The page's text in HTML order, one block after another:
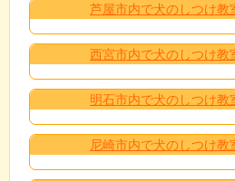
芦屋市内で犬のしつけ教
西宮市内で犬のしつけ教
明石市内で犬のしつけ教
尼崎市内で犬のしつけ教